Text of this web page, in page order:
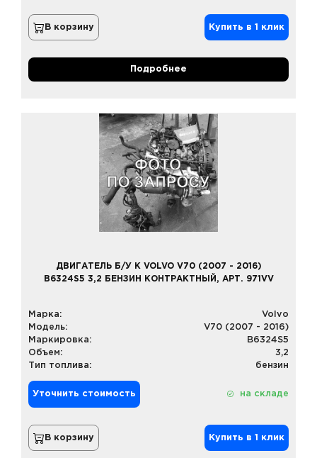
В корзину Купить в 1 клик
Подробнее
ДВИГАТЕЛЬ Б/У К VOLVO V70 (2007 - 2016)
B6324S5 3,2 БЕНЗИН КОНТРАКТНЫЙ, АРТ. 971VV
Марка:
Volvo
Модель:
V70 (2007 - 2016)
Маркировка:
B6324S5
Объем:
3,2
Тип топлива:
бензин
Уточнить стоимость на складе
В корзину Купить в 1 клик